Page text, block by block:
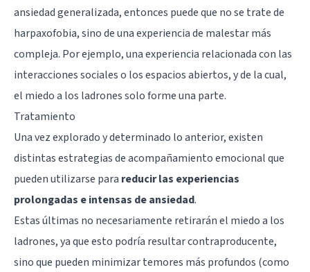
ansiedad generalizada, entonces puede que no se trate de
harpaxofobia, sino de una experiencia de malestar más
compleja. Por ejemplo, una experiencia relacionada con las
interacciones sociales o los espacios abiertos, y de la cual,
el miedo a los ladrones solo forme una parte.
Tratamiento
Una vez explorado y determinado lo anterior, existen
distintas estrategias de acompañamiento emocional que
pueden utilizarse para reducir las experiencias
prolongadas e intensas de ansiedad.
Estas últimas no necesariamente retirarán el miedo a los
ladrones, ya que esto podría resultar contraproducente,
sino que pueden minimizar temores más profundos (como